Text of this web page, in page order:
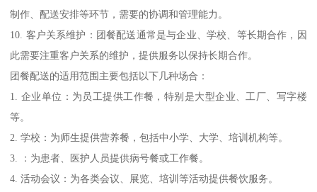
制作、配送安排等环节，需要的协调和管理能力。
10. 客户关系维护：团餐配送通常是与企业、学校、等长期合作，因
此需要注重客户关系的维护，提供服务以保持长期合作。
团餐配送的适用范围主要包括以下几种场合：
1. 企业单位：为员工提供工作餐，特别是大型企业、工厂、写字楼
等。
2. 学校：为师生提供营养餐，包括中小学、大学、培训机构等。
3. ：为患者、医护人员提供病号餐或工作餐。
4. 活动会议：为各类会议、展览、培训等活动提供餐饮服务。